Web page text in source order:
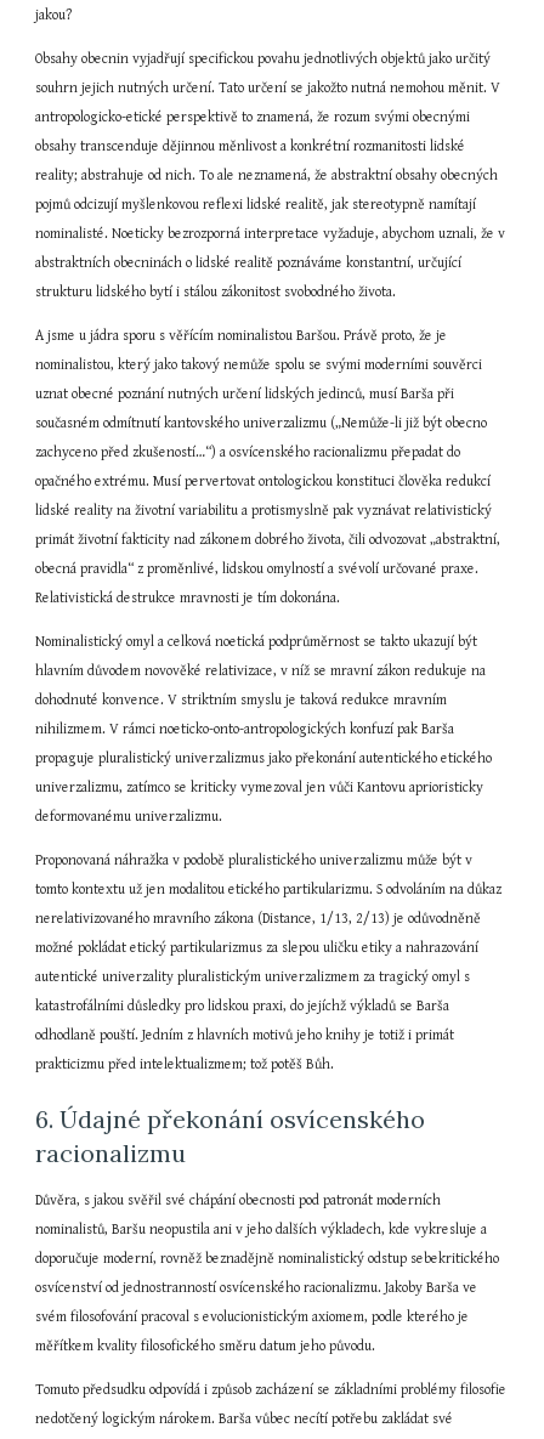
jakou?
Obsahy obecnin vyjadřují specifickou povahu jednotlivých objektů jako určitý
souhrn jejich nutných určení. Tato určení se jakožto nutná nemohou měnit. V
antropologicko-etické perspektivě to znamená, že rozum svými obecnými
obsahy transcenduje dějinnou měnlivost a konkrétní rozmanitosti lidské
reality; abstrahuje od nich. To ale neznamená, že abstraktní obsahy obecných
pojmů odcizují myšlenkovou reflexi lidské realitě, jak stereotypně namítají
nominalisté. Noeticky bezrozporná interpretace vyžaduje, abychom uznali, že v
abstraktních obecninách o lidské realitě poznáváme konstantní, určující
strukturu lidského bytí i stálou zákonitost svobodného života.
A jsme u jádra sporu s věřícím nominalistou Baršou. Právě proto, že je
nominalistou, který jako takový nemůže spolu se svými moderními souvěrci
uznat obecné poznání nutných určení lidských jedinců, musí Barša při
současném odmítnutí kantovského univerzalizmu („Nemůže-li již být obecno
zachyceno před zkušeností…“) a osvícenského racionalizmu přepadat do
opačného extrému. Musí pervertovat ontologickou konstituci člověka redukcí
lidské reality na životní variabilitu a protismyslně pak vyznávat relativistický
primát životní fakticity nad zákonem dobrého života, čili odvozovat „abstraktní,
obecná pravidla“ z proměnlivé, lidskou omylností a svévolí určované praxe.
Relativistická destrukce mravnosti je tím dokonána.
Nominalistický omyl a celková noetická podprůměrnost se takto ukazují být
hlavním důvodem novověké relativizace, v níž se mravní zákon redukuje na
dohodnuté konvence. V striktním smyslu je taková redukce mravním
nihilizmem. V rámci noeticko-onto-antropologických konfuzí pak Barša
propaguje pluralistický univerzalizmus jako překonání autentického etického
univerzalizmu, zatímco se kriticky vymezoval jen vůči Kantovu aprioristicky
deformovanému univerzalizmu.
Proponovaná náhražka v podobě pluralistického univerzalizmu může být v
tomto kontextu už jen modalitou etického partikularizmu. S odvoláním na důkaz
nerelativizovaného mravního zákona (Distance, 1/13, 2/13) je odůvodněně
možné pokládat etický partikularizmus za slepou uličku etiky a nahrazování
autentické univerzality pluralistickým univerzalizmem za tragický omyl s
katastrofálními důsledky pro lidskou praxi, do jejíchž výkladů se Barša
odhodlaně pouští. Jedním z hlavních motivů jeho knihy je totiž i primát
prakticizmu před intelektualizmem; tož potěš Bůh.
6. Údajné překonání osvícenského
racionalizmu
Důvěra, s jakou svěřil své chápání obecnosti pod patronát moderních
nominalistů, Baršu neopustila ani v jeho dalších výkladech, kde vykresluje a
doporučuje moderní, rovněž beznadějně nominalistický odstup sebekritického
osvícenství od jednostranností osvícenského racionalizmu. Jakoby Barša ve
svém filosofování pracoval s evolucionistickým axiomem, podle kterého je
měřítkem kvality filosofického směru datum jeho původu.
Tomuto předsudku odpovídá i způsob zacházení se základními problémy filosofie
nedotčený logickým nárokem. Barša vůbec necítí potřebu zakládat své